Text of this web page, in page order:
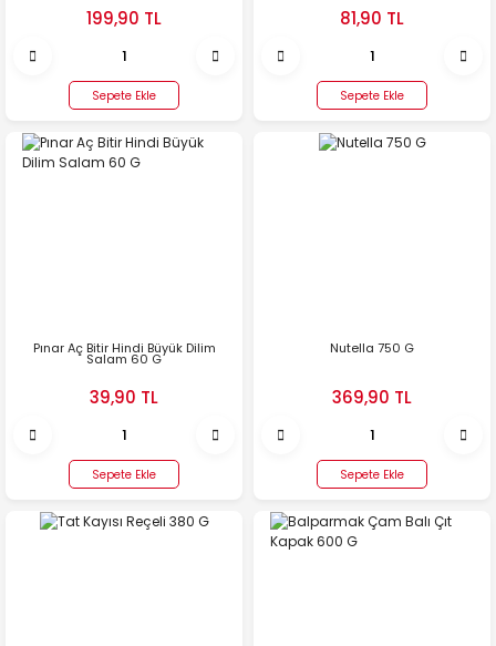
199,90 TL
Sepete Ekle
81,90 TL
Sepete Ekle
Pınar Aç Bitir Hindi Büyük Dilim
Salam 60 G
39,90 TL
Sepete Ekle
Nutella 750 G
369,90 TL
Sepete Ekle